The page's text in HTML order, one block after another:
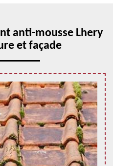
anti-mousse Lhery
et façade